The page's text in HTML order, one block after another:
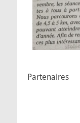
Partenaires